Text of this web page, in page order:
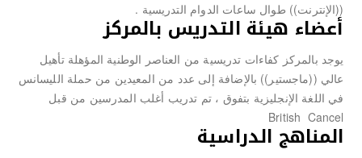
((الإنترنت)) طوال ساعات الدوام التدريسية .
أعضاء هيئة التدريس بالمركز
يوجد بالمركز كفاءات تدريسية من العناصر الوطنية المؤهلة تأهيل
عالي ((ماجستير)) بالإضافة إلى عدد من المعيدين من حملة الليسانس
في اللغة الإنجليزية بتفوق ، تم تدريب أغلب المدرسين من قبل
British Cancel
المناهج الدراسية